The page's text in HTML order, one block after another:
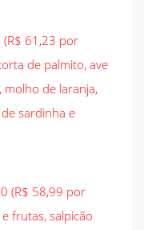
(R$ 61,23 por
de palmito, ave
molho de laranja,
sardinha e
(R$ 58,99 por
frutas, salpicão